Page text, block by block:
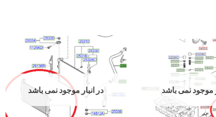
موجود نمی باشد در انبار موجود نمی باشد